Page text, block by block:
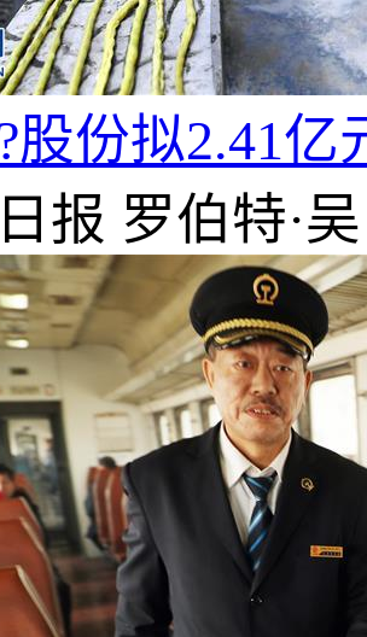
股份拟2.41
报 罗伯特·吴